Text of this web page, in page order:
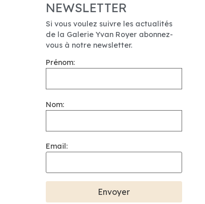
NEWSLETTER
Si vous voulez suivre les actualités
de la Galerie Yvan Royer abonnez-
vous à notre newsletter.
Prénom:
Nom:
Email: